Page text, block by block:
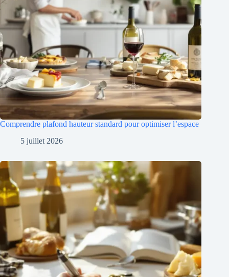
Comprendre plafond hauteur standard pour optimiser l’espace
5 juillet 2026